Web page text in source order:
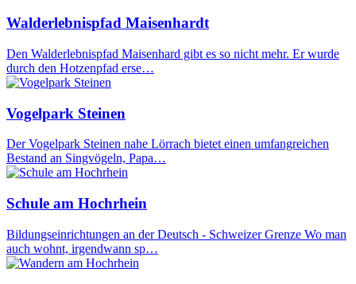
Walderlebnispfad Maisenhardt
Den Walderlebnispfad Maisenhard gibt es so nicht mehr. Er wurde
durch den Hotzenpfad erse…
Vogelpark Steinen
Der Vogelpark Steinen nahe Lörrach bietet einen umfangreichen
Bestand an Singvögeln, Papa…
Schule am Hochrhein
Bildungseinrichtungen an der Deutsch - Schweizer Grenze Wo man
auch wohnt, irgendwann sp…